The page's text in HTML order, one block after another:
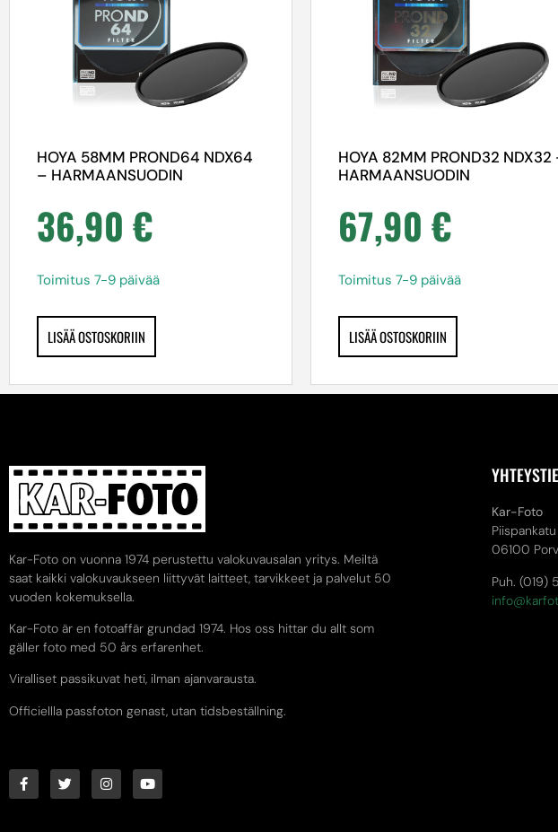
HOYA 58MM PROND64 NDX64
– HARMAANSUODIN
36,90 €
Toimitus 7-9 päivää
LISÄÄ OSTOSKORIIN
HOYA 82MM PROND32 NDX32
HARMAANSUODIN
67,90 €
Toimitus 7-9 päivää
LISÄÄ OSTOSKORIIN
Kar-Foto on vuonna 1974 perustettu valokuvausalan yritys. Meiltä
saat kaikki valokuvaukseen liittyvät laitteet, tarvikkeet ja palvelut 50
vuoden kokemuksella.
Kar-Foto är en fotoaffär grundad 1974. Hos oss hittar du allt som
gäller foto med 50 års erfarenhet.
Viralliset passikuvat heti, ilman ajanvarausta.
Officiellla passfoton genast, utan tidsbeställning.
Kar-Foto
06100
Puh. (019)